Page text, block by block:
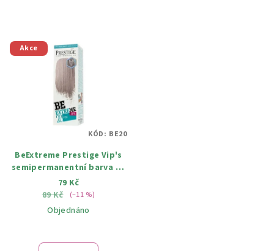
Akce
BeExtreme Prestige Vip's
semipermanentní barva na
vlasy 20 titanově šedá
100ml
79 Kč
89 Kč
(–11 %)
Objednáno
KÓD: BE20